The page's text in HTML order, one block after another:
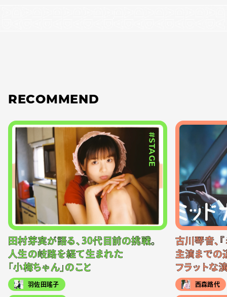
RECOMMEND
#STAGE
田村芽実が語る、30代目前の挑戦。
人生の岐路を経て生まれた
「小梅ちゃん」のこと
羽佐田瑤子
古川琴音、
主演までの
フラットな
西森路代